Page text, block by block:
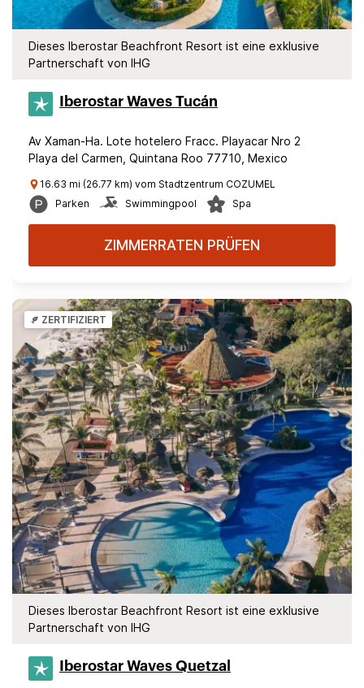
Dieses Iberostar Beachfront Resort ist eine exklusive
Partnerschaft von IHG
Iberostar Waves Tucán
Av Xaman-Ha. Lote hotelero Fracc. Playacar Nro 2
Playa del Carmen, Quintana Roo 77710, Mexico
16.63 mi (26.77 km) vom Stadtzentrum COZUMEL
Parken
Swimmingpool Spa
ZIMMERRATEN PRÜFEN
ZERTIFIZIERT
Dieses Iberostar Beachfront Resort ist eine exklusive
Partnerschaft von IHG
Iberostar Waves Quetzal